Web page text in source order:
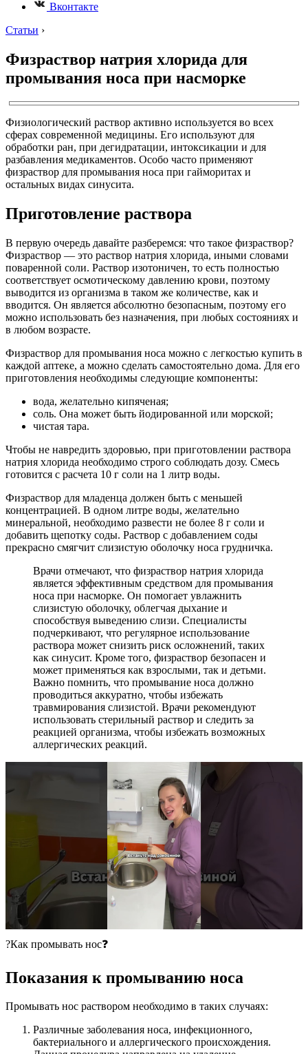
Вконтакте
Статьи ›
Физраствор натрия хлорида для
промывания носа при насморке
Физиологический раствор активно используется во всех
сферах современной медицины. Его используют для
обработки ран, при дегидратации, интоксикации и для
разбавления медикаментов. Особо часто применяют
физраствор для промывания носа при гайморитах и
остальных видах синусита.
Приготовление раствора
В первую очередь давайте разберемся: что такое физраствор?
Физраствор — это раствор натрия хлорида, иными словами
поваренной соли. Раствор изотоничен, то есть полностью
соответствует осмотическому давлению крови, поэтому
выводится из организма в таком же количестве, как и
вводится. Он является абсолютно безопасным, поэтому его
можно использовать без назначения, при любых состояниях и
в любом возрасте.
Физраствор для промывания носа можно с легкостью купить в
каждой аптеке, а можно сделать самостоятельно дома. Для его
приготовления необходимы следующие компоненты:
вода, желательно кипяченая;
соль. Она может быть йодированной или морской;
чистая тара.
Чтобы не навредить здоровью, при приготовлении раствора
натрия хлорида необходимо строго соблюдать дозу. Смесь
готовится с расчета 10 г соли на 1 литр воды.
Физраствор для младенца должен быть с меньшей
концентрацией. В одном литре воды, желательно
минеральной, необходимо развести не более 8 г соли и
добавить щепотку соды. Раствор с добавлением соды
прекрасно смягчит слизистую оболочку носа грудничка.
Врачи отмечают, что физраствор натрия хлорида
является эффективным средством для промывания
носа при насморке. Он помогает увлажнить
слизистую оболочку, облегчая дыхание и
способствуя выведению слизи. Специалисты
подчеркивают, что регулярное использование
раствора может снизить риск осложнений, таких
как синусит. Кроме того, физраствор безопасен и
может применяться как взрослыми, так и детьми.
Важно помнить, что промывание носа должно
проводиться аккуратно, чтобы избежать
травмирования слизистой. Врачи рекомендуют
использовать стерильный раствор и следить за
реакцией организма, чтобы избежать возможных
аллергических реакций.
?Как промывать нос❓
Показания к промыванию носа
Промывать нос раствором необходимо в таких случаях:
Различные заболевания носа, инфекционного,
бактериального и аллергического происхождения.